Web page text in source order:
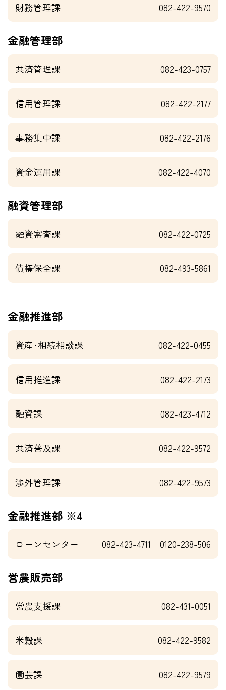
財務管理課 082-422-9570
金融管理部
共済管理課 082-423-0757
信用管理課 082-422-2177
事務集中課 082-422-2176
資金運用課 082-422-4070
融資管理部
融資審査課 082-422-0725
債権保全課 082-493-5861
金融推進部
資産･相続相談課 082-422-0455
信用推進課 082-422-2173
融資課 082-423-4712
共済普及課 082-422-9572
渉外管理課 082-422-9573
金融推進部 ※4
ローンセンター 082-423-4711 0120-238-506
営農販売部
営農支援課 082-431-0051
米穀課 082-422-9582
園芸課 082-422-9579